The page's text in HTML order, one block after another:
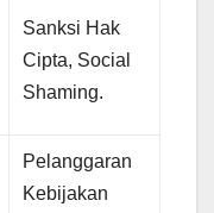
Sanksi Hak
Cipta, Social
Shaming.
Pelanggaran
Kebijakan